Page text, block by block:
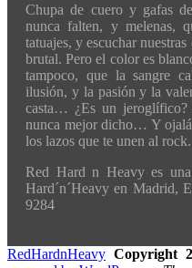
Chupa de cuero y gafas
nunca falten, y melenas,
tatuajes, y escuchar
brutal. Pero el color es
tampoco, que la sangre
ilusión, y la pasión y la
casta… ¿Es un jeroglífico?
nunca mejor dicho… Y
los lazos que te unen al rock.
Red Hard n Heavy es
Hard´n´Heavy en Madrid,
9284
RedHardnHeavy Copyright